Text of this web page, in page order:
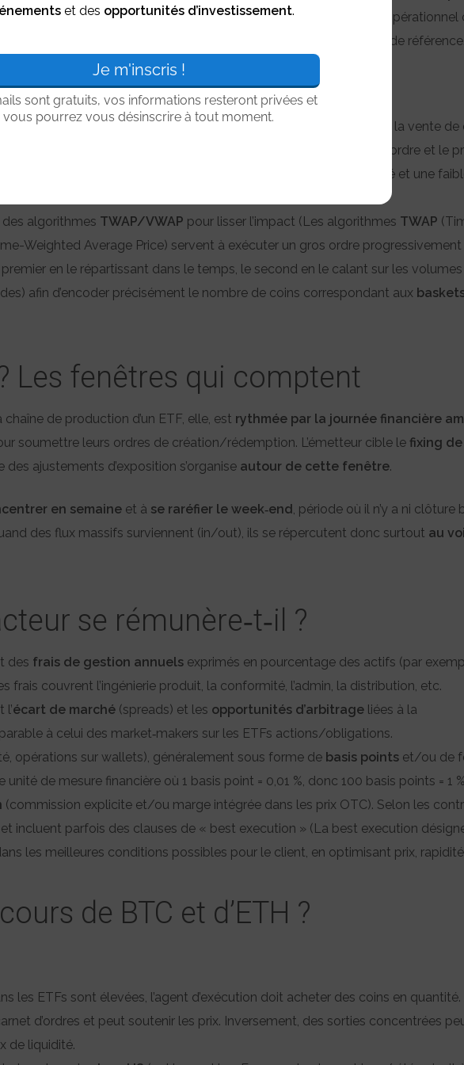
de New York, souvent appelée le « fixing » américain). L’objectif opérationnel
de cette valeur de référence.
ordres sur plusieurs canaux :
Counter) est une structure ou un service spécialisé dans l’achat et la vente
est la différence entre le prix attendu d’un ordre et le
rapide de l’offre et de la demande pendant la transaction) borné et une
algorithmes TWAP/VWAP pour lisser l’impact (Les algorithmes TWAP
Weighted Average Price) servent à exécuter un gros ordre
en le répartissant dans le temps, le second en le calant sur les volumes
afin d’encoder précisément le nombre de coins correspondant aux
Les fenêtres qui comptent
chaîne de production d’un ETF, elle, est rythmée par la journée financière
soumettre leurs ordres de création/rédemption. L’émetteur cible le fixing de
ajustements d’exposition s’organise autour de cette fenêtre.
en semaine et à se raréfier le week‑end, période où il n’y a ni clôture
des flux massifs surviennent (in/out), ils se répercutent donc surtout au
se rémunère‑t‑il ?
des frais de gestion annuels exprimés en pourcentage des actifs (par
frais couvrent l’ingénierie produit, la conformité, l’admin, la distribution, etc.
l’écart de marché (spreads) et les opportunités d’arbitrage liées à la
à celui des market‑makers sur les ETFs actions/obligations.
opérations sur wallets), généralement sous forme de basis points et/ou de
de mesure financière où 1 basis point = 0,01 %, donc 100 basis points = 1
(commission explicite et/ou marge intégrée dans les prix OTC). Selon les
incluent parfois des clauses de « best execution » (La best execution
les meilleures conditions possibles pour le client, en optimisant prix,
de BTC et d’ETH ?
les ETFs sont élevées, l’agent d’exécution doit acheter des coins en
d’ordres et peut soutenir les prix. Inversement, des sorties concentrées
de liquidité.
et des opportunités d’investissement.